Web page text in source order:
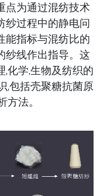
点为通过混纺技术
纱过程中的静电问
能指标与混纺比的
纱线作出指导。这
化学,生物及纺织的
,包括壳聚糖抗菌原
法。